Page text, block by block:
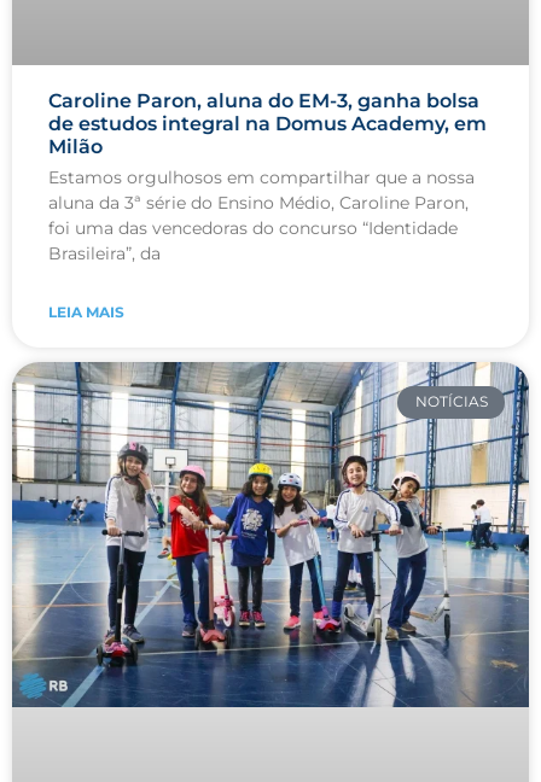
Caroline Paron, aluna do EM-3, ganha bolsa
de estudos integral na Domus Academy, em
Milão
Estamos orgulhosos em compartilhar que a nossa
aluna da 3ª série do Ensino Médio, Caroline Paron,
foi uma das vencedoras do concurso “Identidade
Brasileira”, da
LEIA MAIS
NOTÍCIAS